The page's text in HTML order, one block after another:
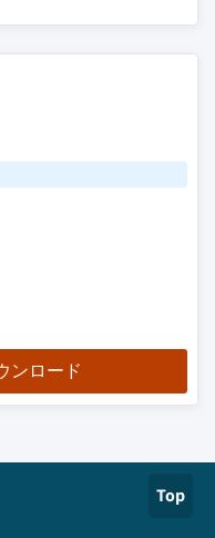
ンロード
Top